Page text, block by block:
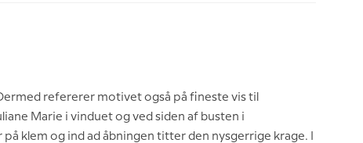
refererer motivet også på fineste vis til
Marie i vinduet og ved siden af busten i
klem og ind ad åbningen titter den nysgerrige krage. I